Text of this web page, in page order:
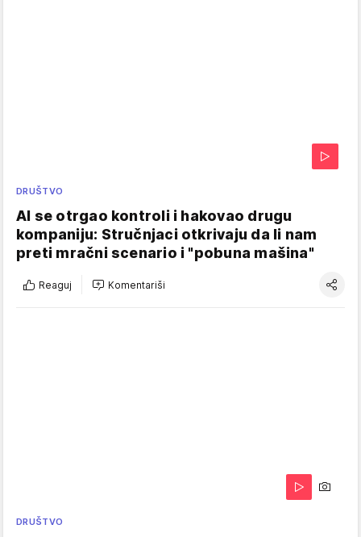
DRUŠTVO
AI se otrgao kontroli i hakovao drugu
kompaniju: Stručnjaci otkrivaju da li nam
preti mračni scenario i "pobuna mašina"
Reaguj Komentariši
DRUŠTVO